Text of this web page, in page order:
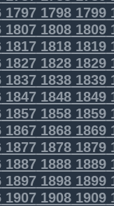
179717981799
180718081809
181718181819
182718281829
183718381839
184718481849
185718581859
186718681869
187718781879
188718881889
189718981899
190719081909